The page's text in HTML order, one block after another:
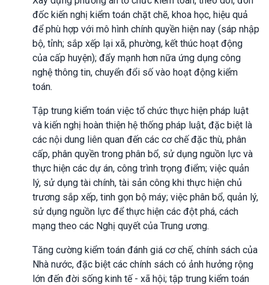
đốc kiến nghị kiểm toán chặt chẽ, khoa học, hiệu quả
để phù hợp với mô hình chính quyền hiện nay (sáp nhập
bộ, tỉnh; sắp xếp lại xã, phường, kết thúc hoạt động
của cấp huyện); đẩy mạnh hơn nữa ứng dụng công
nghệ thông tin, chuyển đổi số vào hoạt động kiểm
toán.
Tập trung kiểm toán việc tổ chức thực hiện pháp luật
và kiến nghị hoàn thiện hệ thống pháp luật, đặc biệt là
các nội dung liên quan đến các cơ chế đặc thù, phân
cấp, phân quyền trong phân bổ, sử dụng nguồn lực và
thực hiện các dự án, công trình trọng điểm; việc quản
lý, sử dụng tài chính, tài sản công khi thực hiện chủ
trương sắp xếp, tinh gọn bộ máy; việc phân bổ, quản lý,
sử dụng nguồn lực để thực hiện các đột phá, cách
mạng theo các Nghị quyết của Trung ương.
Tăng cường kiểm toán đánh giá cơ chế, chính sách của
Nhà nước, đặc biệt các chính sách có ảnh hưởng rộng
lớn đến đời sống kinh tế - xã hội; tập trung kiểm toán